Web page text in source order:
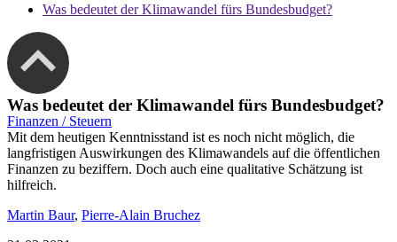
Was bedeutet der Klimawandel fürs Bundesbudget?
Was bedeutet der Klimawandel fürs Bundesbudget?
Finanzen / Steuern
Mit dem heutigen Kenntnisstand ist es noch nicht möglich, die
langfristigen Auswirkungen des Klimawandels auf die öffentlichen
Finanzen zu beziffern. Doch auch eine qualitative Schätzung ist
hilfreich.
Martin Baur, Pierre-Alain Bruchez